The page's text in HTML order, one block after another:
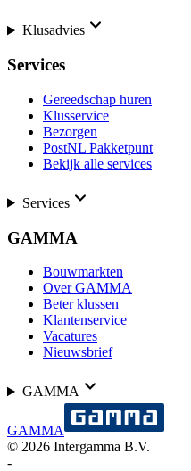
Klusadvies
Services
Gereedschap huren
Klusservice
Bezorgen
PostNL Pakketpunt
Bekijk alle services
Services
GAMMA
Bouwmarkten
Over GAMMA
Beter klussen
Klantenservice
Vacatures
Nieuwsbrief
GAMMA
GAMMA
© 2026 Intergamma B.V.
-